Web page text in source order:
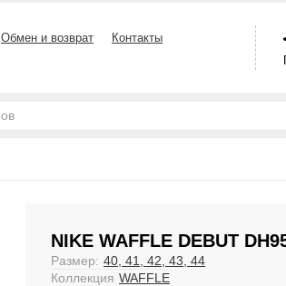
Обмен и возврат
Контакты
NIKE WAFFLE DEBUT
Размер: 40, 41, 42, 43, 44
Коллекция WAFFLE